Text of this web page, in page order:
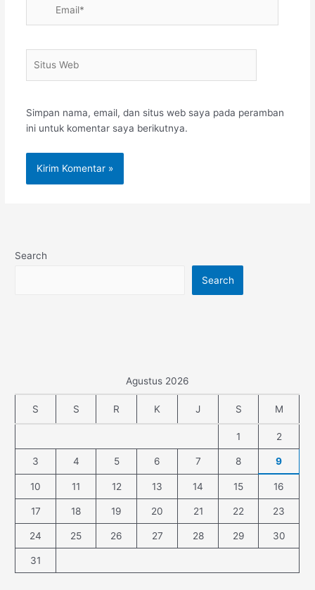
Web
Simpan nama, email, dan situs web saya pada peramban
ini untuk komentar saya berikutnya.
Search
Search
Agustus 2026
S S R K J S M
1 2
3 4 5 6 7 8 9
10 11 12 13 14 15 16
17 18 19 20 21 22 23
24 25 26 27 28 29 30
31